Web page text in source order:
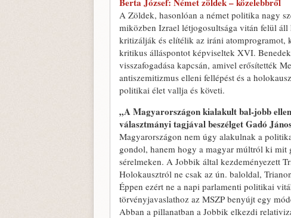
A Zöldek, hasonlóan a német politika nagy
miközben Izrael létjogosultsága vitán felül
kritizálják és elítélik az iráni atomprogramot,
kritikus álláspontot képviseltek XVI.
visszafogadása kapcsán, amivel erősítették
antiszemitizmus elleni fellépést és a
politikai élet vallja és követi.
„A Magyarországon kialakult bal-jobb
választmányi tagjával beszélget Gadó
Magyarországon nem úgy alakulnak a
gondol, hanem hogy a magyar múltról ki
sérelmeken. A Jobbik által kezdeményezett
Holokausztról ne csak az ún. baloldal,
Éppen ezért ne a napi parlamenti politikai
törvényjavaslathoz az MSZP benyújt egy
Abban a pillanatban a Jobbik elkezdi